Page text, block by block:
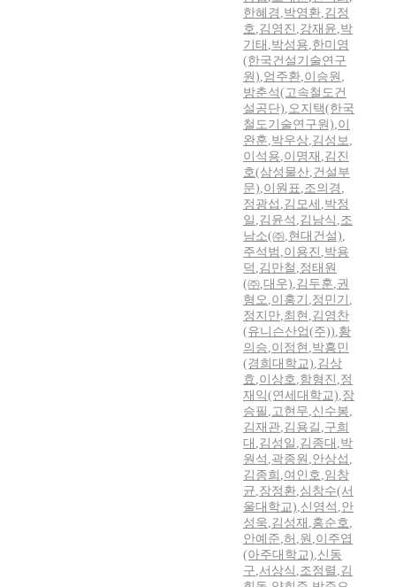
한혜경 ,박영환,김정
호,김영진 ,강재윤,박
기태 ,박성용,한미영
(한국건설기술연구
원),엄주환,이승원 ,
방춘석(고속철도건
설공단),오지택(한국
철도기술연구원),이
완훈,박우상,김성보,
이석용,이명재 ,김진
호(삼성물산,건설부
문),이원표,조의경 ,
정광섭 ,김모세 ,박정
일 ,김윤석 ,김남식 ,조
남소(㈜,현대건설),
주석범 ,이용진 ,박용
덕 ,김만철 ,정태원
(㈜,대우),김두훈,권
형오,이홍기 ,정민기 ,
정지만,최현 ,김영찬
(유니슨산업(주)),황
의승,이정현 ,박흥민
(경희대학교),김상
효 ,이상호,함형진 ,정
재익(연세대학교),장
승필 ,고현무,신수봉,
김재관,김용길 ,구희
대 ,김성일 ,김종대 ,박
원석 ,곽종원 ,안상섭 ,
김종희 ,여인호,임창
균,장정환,심창수(서
울대학교),신영석 ,안
성욱,김성재 ,홍순호,
안예준,허 ,원 ,이주엽
(아주대학교),신동
구,서상식 ,조정렬 ,김